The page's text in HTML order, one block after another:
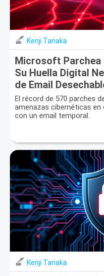
Kenji Tanaka
Microsoft Parchea
Su Huella Digital
de Email
El récord de 570 parches
amenazas cibernéticas en
con un email temporal.
Kenji Tanaka